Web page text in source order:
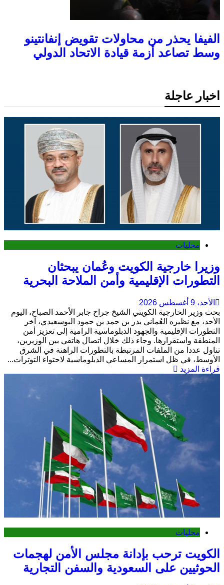
الفيفا يحذر من محاولات تقويض إنفانتينو
وسط تصاعد أزمة قيادة الاتحاد الدولي
اخبار عاجلة
محليات
وزيرا خارجية الكويت وعُمان يبحثان
التطورات الإقليمية وأمن الملاحة البحرية
الأحد، 9 أغسطس 2026
بحث وزير الخارجية الكويتي الشيخ جراح جابر الأحمد الصباح، اليوم
الأحد، مع نظيره العُماني بدر بن حمد بن حمود البوسعيدي، آخر
التطورات الإقليمية والجهود الدبلوماسية الرامية إلى تعزيز أمن
المنطقة واستقرارها. وجاء ذلك خلال اتصال هاتفي بين الوزيرين،
تناول عددا من الملفات المرتبطة بالتطورات الراهنة في الشرق
الأوسط، في ظل استمرار المساعي الدبلوماسية لاحتواء التوترات...
قراءة المزيد
محليات
الكويت ترحب بإدانة مجلس الأمن لهجمات
الحوثيين على السعودية والسفن التجارية